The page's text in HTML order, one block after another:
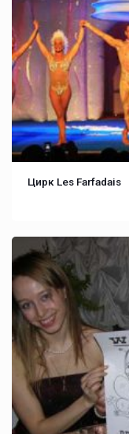
Цирк Les Farfadais